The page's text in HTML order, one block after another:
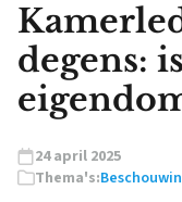
degens:
24 april 2025
Thema's: